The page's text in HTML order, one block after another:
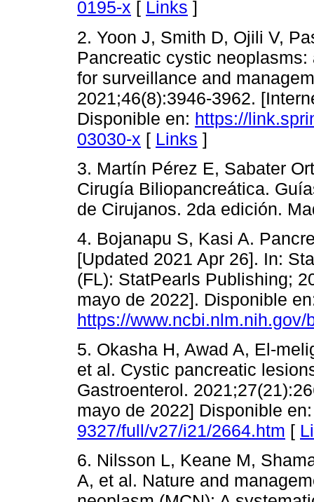
0195-x [ Links ]
2. Yoon J, Smith D, Ojili V,
Pancreatic cystic
for surveillance and
2021;46(8):3946-3962.
Disponible en: https://
03030-x [ Links ]
3. Martín Pérez E, Sabater
Cirugía Biliopancreática.
de Cirujanos. 2da edición.
4. Bojanapu S, Kasi A.
[Updated 2021 Apr 26]. In:
(FL): StatPearls Publishing;
mayo de 2022]. Disponible
https://www.ncbi.nlm.nih.gov/
5. Okasha H, Awad A, El-
et al. Cystic pancreatic
Gastroenterol.
mayo de 2022] Disponible
9327/full/v27/i21/2664.htm [
6. Nilsson L, Keane M,
A, et al. Nature and